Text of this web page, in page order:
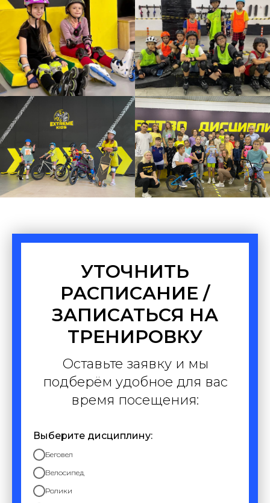
УТОЧНИТЬ
РАСПИСАНИЕ /
ЗАПИСАТЬСЯ НА
ТРЕНИРОВКУ
Оставьте заявку и мы
подберём удобное для вас
время посещения:
Выберите дисциплину:
Беговел
Велосипед
Ролики